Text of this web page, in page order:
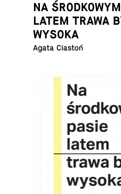
NA
LATEM TRAWA
WYSOKA
Agata Ciastoń